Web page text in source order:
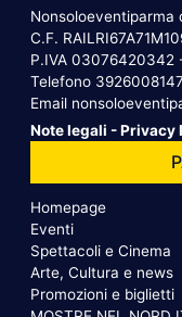
Nonsoloeventiparma
C.F.
P.IVA 03076420342
Telefono 3926008147
Email
Note legali -Privacy
Homepage
Eventi
Spettacoli e Cinema
Arte, Cultura e news
Promozioni e biglietti